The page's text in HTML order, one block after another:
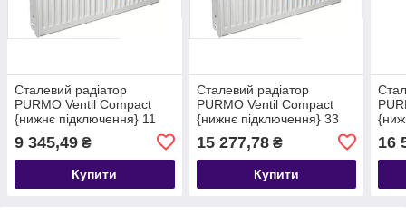
Сталевий радіатор
PURMO Ventil Compact
{нижнє підключення} 11
9 345,49 ₴
Купити
Сталевий радіатор
PURMO Ventil Compact
{нижнє підключення} 33
15 277,78₴
Купити
16